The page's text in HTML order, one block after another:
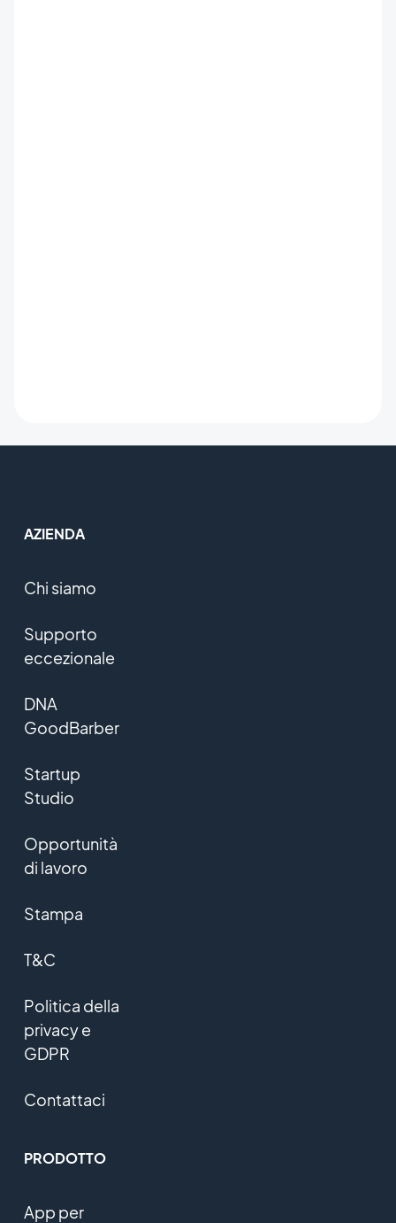
AZIENDA
Chi siamo
Supporto
eccezionale
DNA
GoodBarber
Startup
Studio
Opportunità
di lavoro
Stampa
T&C
Politica della
privacy e
GDPR
Contattaci
PRODOTTO
App per